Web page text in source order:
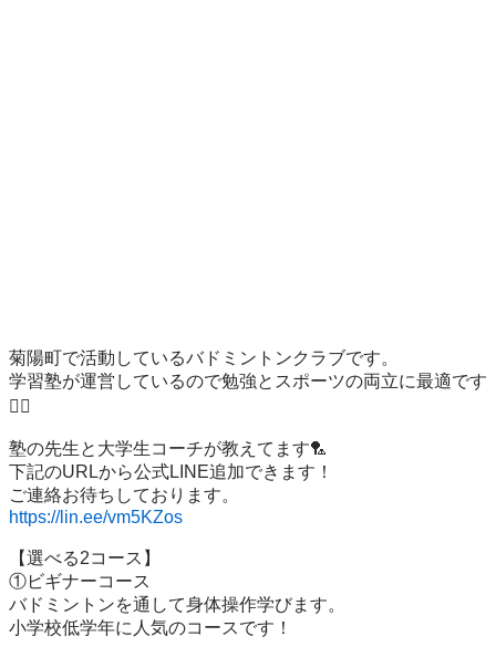
菊陽町で活動しているバドミントンクラブです。
学習塾が運営しているので勉強とスポーツの両立に最適です
🙆‍♂️
塾の先生と大学生コーチが教えてます🏸
下記のURLから公式LINE追加できます！
https://lin.ee/vm5KZos
【選べる2コース】
①ビギナーコース
バドミントンを通して身体操作学びます。
小学校低学年に人気のコースです！